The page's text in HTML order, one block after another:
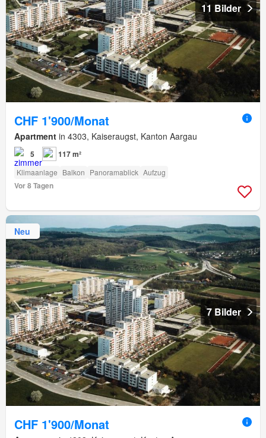
11 Bilder
CHF 1'900/Monat
Apartment in 4303, Kaiseraugst, Kanton Aargau
5 117 m²
Klimaanlage Balkon Panoramablick Aufzug
Vor 8 Tagen
Neu
7 Bilder
CHF 1'900/Monat